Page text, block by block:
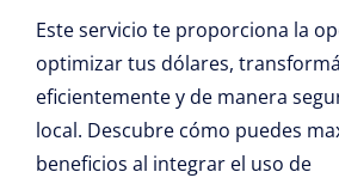
Este servicio te proporciona la
optimizar tus dólares,
eficientemente y de manera
local. Descubre cómo puedes
beneficios al integrar el uso de